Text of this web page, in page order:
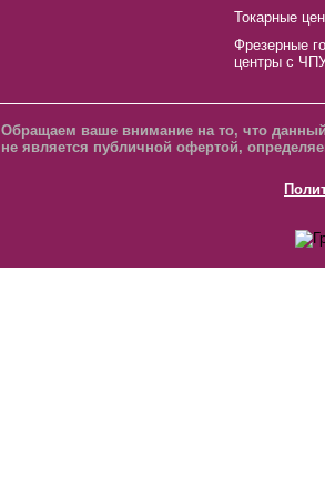
Токарные
Фрезерные
центры с
Обращаем ваше внимание на то, что
не является публичной офертой,